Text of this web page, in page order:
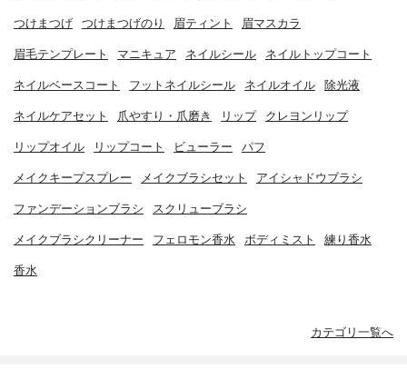
つけまつげ つけまつげのり 眉ティント 眉マスカラ
眉毛テンプレート マニキュア ネイルシール ネイルトップコート
ネイルベースコート フットネイルシール ネイルオイル 除光液
ネイルケアセット 爪やすり・爪磨き リップ クレヨンリップ
リップオイル リップコート ビューラー パフ
メイクキープスプレー メイクブラシセット アイシャドウブラシ
ファンデーションブラシ スクリューブラシ
メイクブラシクリーナー フェロモン香水 ボディミスト 練り香水
香水
カテゴリ一覧へ